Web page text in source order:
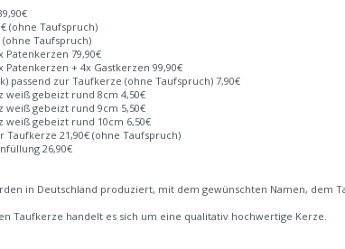
(ohne Taufspruch)
(ohne Taufspruch)
Patenkerzen 79,90€
Patenkerzen + 4x Gastkerzen 99,90€
passend zur Taufkerze (ohne Taufspruch) 7,90€
weiß gebeizt rund 8cm 4,50€
weiß gebeizt rund 9cm 5,50€
weiß gebeizt rund 10cm 6,50€
Taufkerze 21,90€ (ohne Taufspruch)
26,90€
in Deutschland produziert, mit dem gewünschten Namen, dem
Taufkerze handelt es sich um eine qualitativ hochwertige Kerze.